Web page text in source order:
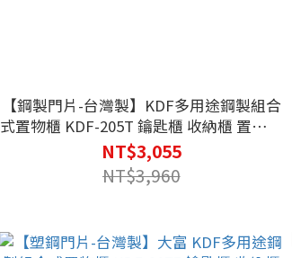
【鋼製門片-台灣製】KDF多用途鋼製組合
式置物櫃 KDF-205T 鑰匙櫃 收納櫃 置物櫃
鎖 可改密碼鎖
NT$3,055
NT$3,960